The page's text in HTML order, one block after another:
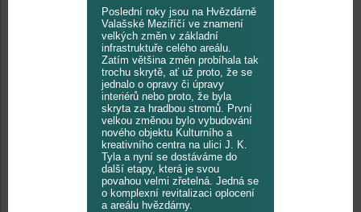
Poslední roky jsou na Hvězdárně
Valašské Meziříčí ve znamení
velkých změn v základní
infrastruktuře celého areálu.
Zatím většina změn probíhala tak
trochu skrytě, ať už proto, že se
jednalo o opravy či úpravy
interiérů nebo proto, že byla
skryta za hradbou stromů. První
velkou změnou bylo vybudování
nového objektu Kulturního a
kreativního centra na ulici J. K.
Tyla a nyní se dostáváme do
další etapy, která je svou
povahou velmi zřetelná. Jedná se
o komplexní revitalizaci oplocení
a areálu hvězdárny.